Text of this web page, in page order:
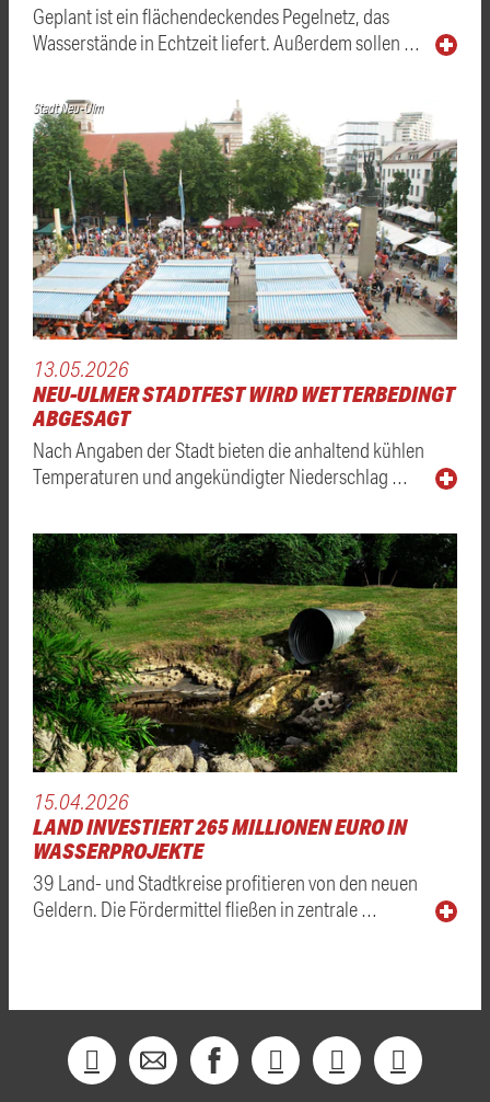
Geplant ist ein flächendeckendes Pegelnetz, das
Wasserstände in Echtzeit liefert. Außerdem sollen …
Stadt Neu-Ulm
13.05.2026
NEU-ULMER STADTFEST WIRD WETTERBEDINGT
ABGESAGT
Nach Angaben der Stadt bieten die anhaltend kühlen
Temperaturen und angekündigter Niederschlag …
15.04.2026
LAND INVESTIERT 265 MILLIONEN EURO IN
WASSERPROJEKTE
39 Land- und Stadtkreise profitieren von den neuen
Geldern. Die Fördermittel fließen in zentrale …